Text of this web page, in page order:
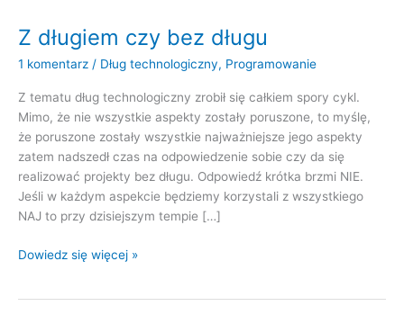
Z długiem czy bez długu
1 komentarz / Dług technologiczny, Programowanie
Z tematu dług technologiczny zrobił się całkiem spory cykl.
Mimo, że nie wszystkie aspekty zostały poruszone, to myślę,
że poruszone zostały wszystkie najważniejsze jego aspekty
zatem nadszedł czas na odpowiedzenie sobie czy da się
realizować projekty bez długu. Odpowiedź krótka brzmi NIE.
Jeśli w każdym aspekcie będziemy korzystali z wszystkiego
NAJ to przy dzisiejszym tempie […]
Z
Dowiedz się więcej »